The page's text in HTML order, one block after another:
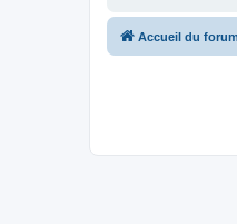
Accueil du forum